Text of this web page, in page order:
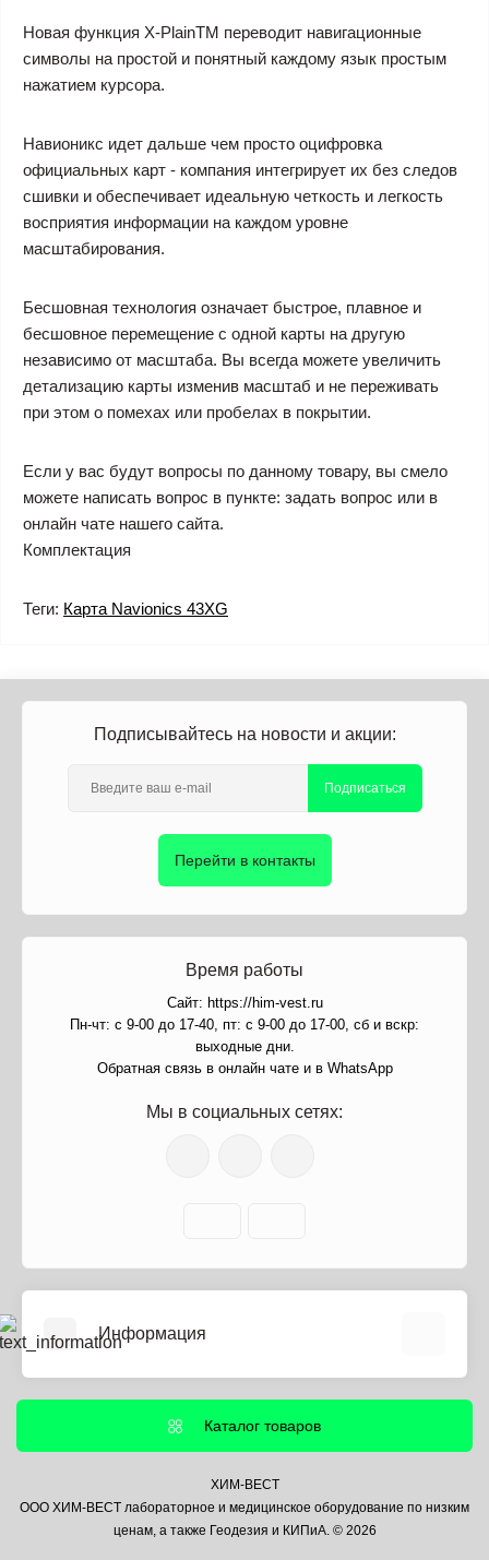
Новая функция X-PlainTM переводит навигационные
символы на простой и понятный каждому язык простым
нажатием курсора.
Навионикс идет дальше чем просто оцифровка
официальных карт - компания интегрирует их без следов
сшивки и обеспечивает идеальную четкость и легкость
восприятия информации на каждом уровне
масштабирования.
Бесшовная технология означает быстрое, плавное и
бесшовное перемещение с одной карты на другую
независимо от масштаба. Вы всегда можете увеличить
детализацию карты изменив масштаб и не переживать
при этом о помехах или пробелах в покрытии.
Если у вас будут вопросы по данному товару, вы смело
можете написать вопрос в пункте: задать вопрос или в
онлайн чате нашего сайта.
Комплектация
Теги: Карта Navionics 43XG
Подписывайтесь на новости и акции:
Подписаться
Перейти в контакты
Время работы
Сайт: https://him-vest.ru
Пн-чт: с 9-00 до 17-40, пт: с 9-00 до 17-00, сб и вскр:
выходные дни.
Обратная связь в онлайн чате и в WhatsApp
Мы в социальных сетях:
Информация
Информация о доставке
Политика безопасности
Контакты
Каталог товаров
ХИМ-ВЕСТ
ООО ХИМ-ВЕСТ лабораторное и медицинское оборудование по низким
ценам, а также Геодезия и КИПиА. © 2026